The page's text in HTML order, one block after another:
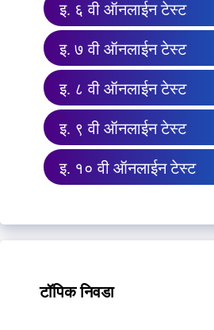
इ. ६ वी ऑनलाईन टेस्ट
इ. ७ वी ऑनलाईन टेस्ट
इ. ८ वी ऑनलाईन टेस्ट
इ. ९ वी ऑनलाईन टेस्ट
इ. १० वी ऑनलाईन टेस्ट
टॉपिक निवडा